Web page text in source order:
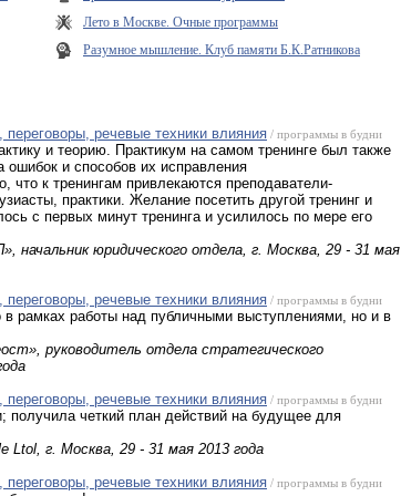
Лето в Москве. Очные программы
Разумное мышление. Клуб памяти Б.К.Ратникова
речевые техники влияния / программы в будни
и теорию. Практикум на самом тренинге был также
ошибок и способов их исправления
что к тренингам привлекаются преподаватели-
практики. Желание посетить другой тренинг и
с первых минут тренинга и усилилось по мере его
юридического отдела, г. Москва, 29 - 31 мая
речевые техники влияния / программы в будни
рамках работы над публичными выступлениями, но и в
руководитель отдела стратегического
речевые техники влияния / программы в будни
получила четкий план действий на будущее для
Ltol, г. Москва, 29 - 31 мая 2013 года
речевые техники влияния / программы в будни